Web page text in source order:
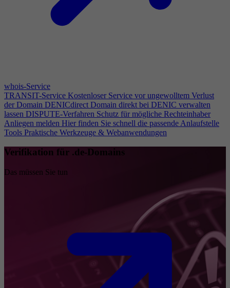
whois-Service
TRANSIT-Service Kostenloser Service vor ungewolltem Verlust
der Domain DENICdirect Domain direkt bei DENIC verwalten
lassen DISPUTE-Verfahren Schutz für mögliche Rechteinhaber
Anliegen melden Hier finden Sie schnell die passende Anlaufstelle
Tools Praktische Werkzeuge & Webanwendungen
Verifikation für .de-Domains
Das müssen Sie tun